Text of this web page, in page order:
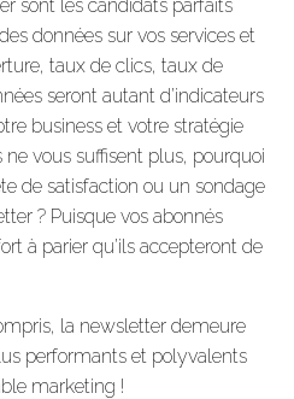
sont les candidats parfaits
données sur vos services et
taux de clics, taux de
seront autant d’indicateurs
business et votre stratégie
vous suffisent plus, pourquoi
de satisfaction ou un sondage
? Puisque vos abonnés
à parier qu’ils accepteront de
la newsletter demeure
performants et polyvalents
marketing !